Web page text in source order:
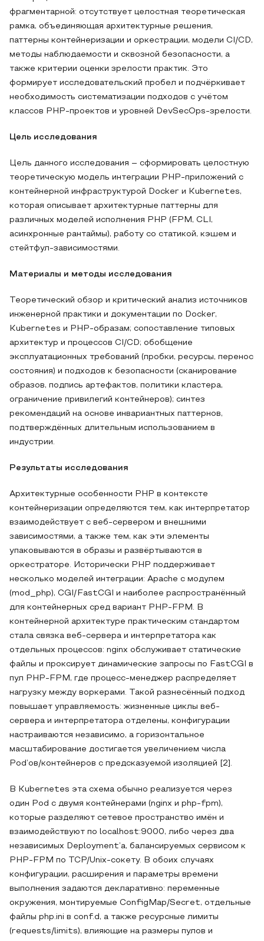
фрагментарной: отсутствует целостная теоретическая
рамка, объединяющая архитектурные решения,
паттерны контейнеризации и оркестрации, модели CI/CD,
методы наблюдаемости и сквозной безопасности, а
также критерии оценки зрелости практик. Это
формирует исследовательский пробел и подчёркивает
необходимость систематизации подходов с учётом
классов PHP-проектов и уровней DevSecOps-зрелости.
Цель исследования
Цель данного исследования – сформировать целостную
теоретическую модель интеграции PHP-приложений с
контейнерной инфраструктурой Docker и Kubernetes,
которая описывает архитектурные паттерны для
различных моделей исполнения PHP (FPM, CLI,
асинхронные рантаймы), работу со статикой, кэшем и
стейтфул-зависимостями.
Материалы и методы исследования
Теоретический обзор и критический анализ источников
инженерной практики и документации по Docker,
Kubernetes и PHP-образам; сопоставление типовых
архитектур и процессов CI/CD; обобщение
эксплуатационных требований (пробки, ресурсы, перенос
состояния) и подходов к безопасности (сканирование
образов, подпись артефактов, политики кластера,
ограничение привилегий контейнеров); синтез
рекомендаций на основе инвариантных паттернов,
подтверждённых длительным использованием в
индустрии.
Результаты исследования
Архитектурные особенности PHP в контексте
контейнеризации определяются тем, как интерпретатор
взаимодействует с веб-сервером и внешними
зависимостями, а также тем, как эти элементы
упаковываются в образы и развёртываются в
оркестраторе. Исторически PHP поддерживает
несколько моделей интеграции: Apache с модулем
(mod_php), CGI/FastCGI и наиболее распространённый
для контейнерных сред вариант PHP-FPM. В
контейнерной архитектуре практическим стандартом
стала связка веб-сервера и интерпретатора как
отдельных процессов: nginx обслуживает статические
файлы и проксирует динамические запросы по FastCGI в
пул PHP-FPM, где процесс-менеджер распределяет
нагрузку между воркерами. Такой разнесённый подход
повышает управляемость: жизненные циклы веб-
сервера и интерпретатора отделены, конфигурации
настраиваются независимо, а горизонтальное
масштабирование достигается увеличением числа
Pod’ов/контейнеров с предсказуемой изоляцией [2].
В Kubernetes эта схема обычно реализуется через
один Pod с двумя контейнерами (nginx и php-fpm),
которые разделяют сетевое пространство имён и
взаимодействуют по localhost:9000, либо через два
независимых Deployment’а, балансируемых сервисом к
PHP-FPM по TCP/Unix-сокету. В обоих случаях
конфигурации, расширения и параметры времени
выполнения задаются декларативно: переменные
окружения, монтируемые ConfigMap/Secret, отдельные
файлы php.ini в conf.d, а также ресурсные лимиты
(requests/limits), влияющие на размеры пулов и